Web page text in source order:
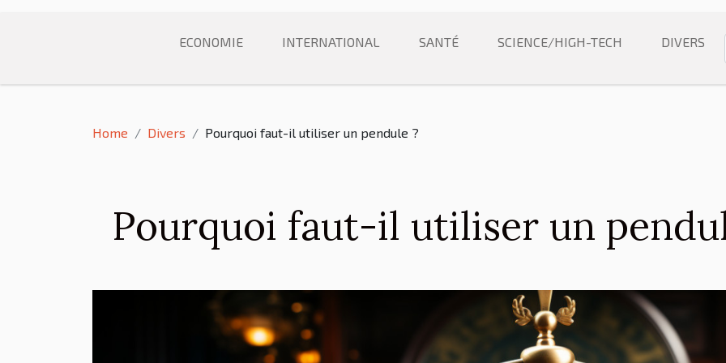
ECONOMIE INTERNATIONAL SANTÉ SCIENCE/HIGH-TECH DIVERS
Home Divers Pourquoi faut-il utiliser un pendule ?
Pourquoi faut-il utiliser un